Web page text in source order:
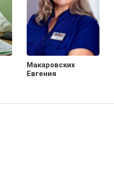
Макаровских
Евгения